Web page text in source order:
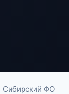
Сибирский ФО